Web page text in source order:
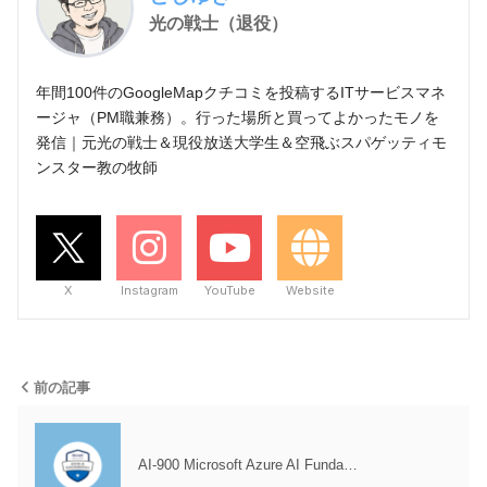
光の戦士（退役）
年間100件のGoogleMapクチコミを投稿するITサービスマネ
ージャ（PM職兼務）。行った場所と買ってよかったモノを
発信｜元光の戦士＆現役放送大学生＆空飛ぶスパゲッティモ
ンスター教の牧師
X Instagram YouTube Website
前の記事
AI-900 Microsoft Azure AI Funda…